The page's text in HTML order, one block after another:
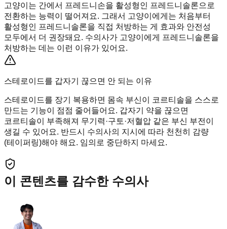
고양이는 간에서 프레드니손을 활성형인 프레드니솔론으로
전환하는 능력이 떨어져요. 그래서 고양이에게는 처음부터
활성형인 프레드니솔론을 직접 처방하는 게 효과와 안전성
모두에서 더 권장돼요. 수의사가 고양이에게 프레드니솔론을
처방하는 데는 이런 이유가 있어요.
스테로이드를 갑자기 끊으면 안 되는 이유
스테로이드를 장기 복용하면 몸속 부신이 코르티솔을 스스로
만드는 기능이 점점 줄어들어요. 갑자기 약을 끊으면
코르티솔이 부족해져 무기력·구토·저혈압 같은 부신 부전이
생길 수 있어요. 반드시 수의사의 지시에 따라 천천히 감량
(테이퍼링)해야 해요. 임의로 중단하지 마세요.
이 콘텐츠를 감수한 수의사